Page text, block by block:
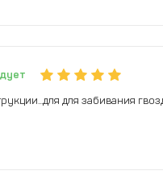
для забивания